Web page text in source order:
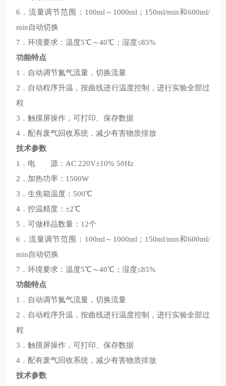
6．流量调节范围：100ml～1000ml；150ml/min和600ml/
min自动切换
7．环境要求：温度5℃～40℃；湿度≤85%
功能特点
1．自动调节氮气流量，切换流量
2．自动程序升温，按曲线进行温度控制，进行实验全部过
程
3．触摸屏操作，可打印、保存数据
4．配有废气回收系统，减少有害物质排放
技术参数
1．电 源：AC 220V±10% 50Hz
2．加热功率：1500W
3．生焦箱温度：500℃
4．控温精度：±2℃
5．可做样品数量：12个
6．流量调节范围：100ml～1000ml；150ml/min和600ml/
min自动切换
7．环境要求：温度5℃～40℃；湿度≤85%
功能特点
1．自动调节氮气流量，切换流量
2．自动程序升温，按曲线进行温度控制，进行实验全部过
程
3．触摸屏操作，可打印、保存数据
4．配有废气回收系统，减少有害物质排放
技术参数